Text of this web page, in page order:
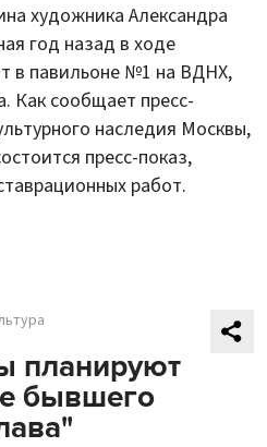
художника Александра
год назад в ходе
в павильоне №1 на ВДНХ,
Как сообщает пресс-
наследия Москвы,
пресс-показ,
работ.
планируют
бывшего